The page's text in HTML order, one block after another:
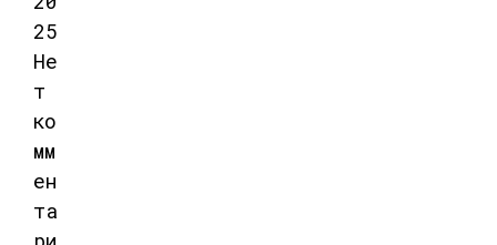
25
Не
т
ко
мм
ен
та